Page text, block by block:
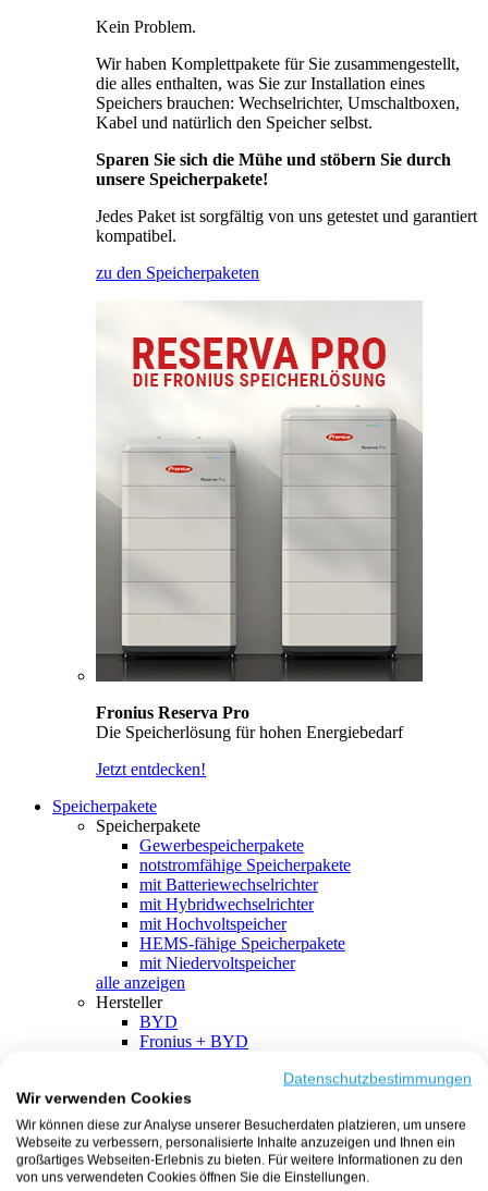
Kein Problem.
Wir haben Komplettpakete für Sie zusammengestellt,
die alles enthalten, was Sie zur Installation eines
Speichers brauchen: Wechselrichter, Umschaltboxen,
Kabel und natürlich den Speicher selbst.
Sparen Sie sich die Mühe und stöbern Sie durch
unsere Speicherpakete!
Jedes Paket ist sorgfältig von uns getestet und garantiert
kompatibel.
zu den Speicherpaketen
Fronius Reserva Pro
Die Speicherlösung für hohen Energiebedarf
Jetzt entdecken!
Speicherpakete
Speicherpakete
Gewerbespeicherpakete
notstromfähige Speicherpakete
mit Batteriewechselrichter
mit Hybridwechselrichter
mit Hochvoltspeicher
HEMS-fähige Speicherpakete
mit Niedervoltspeicher
alle anzeigen
Hersteller
BYD
Fronius + BYD
SMA + BYD
EcoFlow
EcoFlow + EcoFlow
FENECON
FENECON + FENECON
Datenschutzbestimmungen
Wir verwenden Cookies
Wir können diese zur Analyse unserer Besucherdaten platzieren, um unsere
Webseite zu verbessern, personalisierte Inhalte anzuzeigen und Ihnen ein
großartiges Webseiten-Erlebnis zu bieten. Für weitere Informationen zu den
von uns verwendeten Cookies öffnen Sie die Einstellungen.